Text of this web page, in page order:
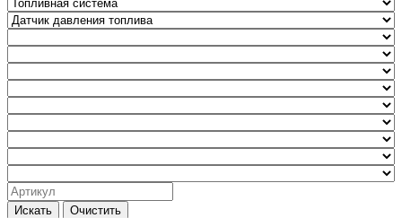
Искать Очистить